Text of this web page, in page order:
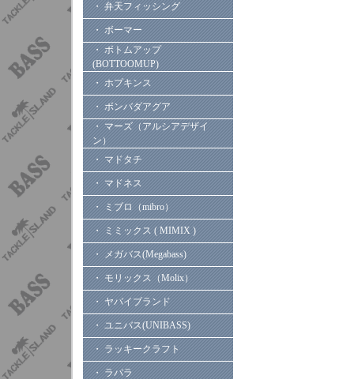
・ 弁天フィッシング
・ ボーマー
・ ボトムアップ
(BOTTOOMUP)
・ ホプキンス
・ ボンバダアグア
・ マーズ（アルシアデザイ
ン）
・ マドタチ
・ マドネス
・ ミブロ（mibro）
・ ミミックス ( MIMIX )
・ メガバス(Megabass)
・ モリックス（Molix）
・ ヤバイブランド
・ ユニバス(UNIBASS)
・ ラッキークラフト
・ ラパラ